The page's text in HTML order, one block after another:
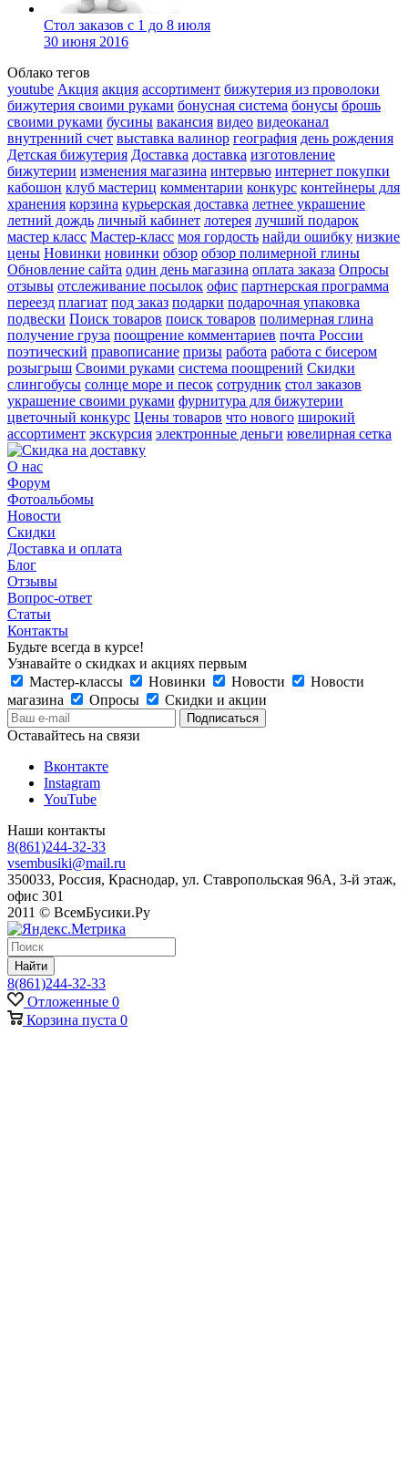
Стол заказов с 1 до 8 июля
30 июня 2016
Облако тегов
youtube Акция акция ассортимент бижутерия из проволоки
бижутерия своими руками бонусная система бонусы брошь
своими руками бусины вакансия видео видеоканал
внутренний счет выставка валинор география день рождения
Детская бижутерия Доставка доставка изготовление
бижутерии изменения магазина интервью интернет покупки
кабошон клуб мастериц комментарии конкурс контейнеры для
хранения корзина курьерская доставка летнее украшение
летний дождь личный кабинет лотерея лучший подарок
мастер класс Мастер-класс моя гордость найди ошибку низкие
цены Новинки новинки обзор обзор полимерной глины
Обновление сайта один день магазина оплата заказа Опросы
отзывы отслеживание посылок офис партнерская программа
переезд плагиат под заказ подарки подарочная упаковка
подвески Поиск товаров поиск товаров полимерная глина
получение груза поощрение комментариев почта России
поэтический правописание призы работа работа с бисером
розыгрыш Своими руками система поощрений Скидки
слингобусы солнце море и песок сотрудник стол заказов
украшение своими руками фурнитура для бижутерии
цветочный конкурс Цены товаров что нового широкий
ассортимент экскурсия электронные деньги ювелирная сетка
О нас
Форум
Фотоальбомы
Новости
Скидки
Доставка и оплата
Блог
Отзывы
Вопрос-ответ
Статьи
Контакты
Будьте всегда в курсе!
Узнавайте о скидках и акциях первым
Мастер-классы
Новинки Новости
Новости
магазина
Опросы Скидки и акции
Оставайтесь на связи
Вконтакте
Instagram
YouTube
Наши контакты
8(861)244-32-33
vsembusiki@mail.ru
350033, Россия, Краснодар, ул. Ставропольская 96А, 3-й этаж,
офис 301
2011 © ВсемБусики.Ру
Найти
8(861)244-32-33
Отложенные 0
Корзина пуста 0